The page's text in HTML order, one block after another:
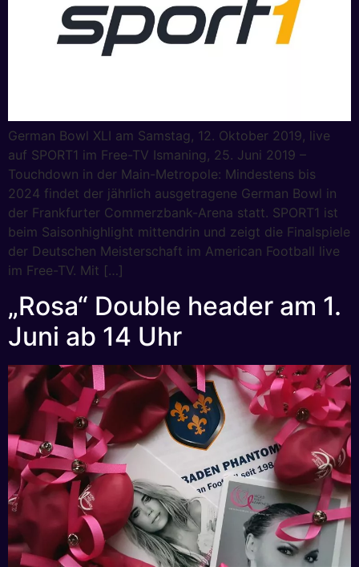
German Bowl XLI am Samstag, 12. Oktober 2019, live
auf SPORT1 im Free-TV Ismaning, 25. Juni 2019 –
Touchdown in der Main-Metropole: Mindestens bis
2024 findet der jährlich ausgetragene German Bowl in
der Frankfurter Commerzbank-Arena statt. SPORT1 ist
beim Saisonhighlight mittendrin und zeigt die Finalspiele
der Deutschen Meisterschaft im American Football live
im Free-TV. Mit […]
„Rosa“ Double header am 1.
Juni ab 14 Uhr